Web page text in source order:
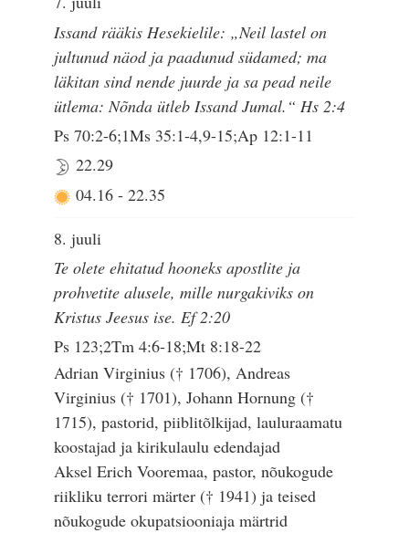
Issand rääkis Hesekielile: „Neil lastel on
jultunud näod ja paadunud südamed; ma
läkitan sind nende juurde ja sa pead neile
ütlema: Nõnda ütleb Issand Jumal.“ Hs 2:4
Ps 70:2-6;1Ms 35:1-4,9-15;Ap 12:1-11
22.29
04.16 - 22.35
8. juuli
Te olete ehitatud hooneks apostlite ja
prohvetite alusele, mille nurgakiviks on
Kristus Jeesus ise. Ef 2:20
Ps 123;2Tm 4:6-18;Mt 8:18-22
Adrian Virginius († 1706), Andreas
Virginius († 1701), Johann Hornung (†
1715), pastorid, piiblitõlkijad, lauluraamatu
koostajad ja kirikulaulu edendajad
Aksel Erich Vooremaa, pastor, nõukogude
riikliku terrori märter († 1941) ja teised
nõukogude okupatsiooniaja märtrid